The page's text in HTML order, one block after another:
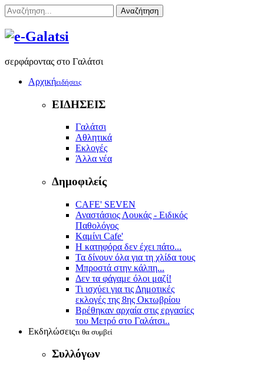
Αναζήτηση
σερφάροντας στο Γαλάτσι
Αρχικήειδήσεις
ΕΙΔΗΣΕΙΣ
Γαλάτσι
Αθλητικά
Εκλογές
Άλλα νέα
Δημοφιλείς
CAFE' SEVEN
Αναστάσιος Λουκάς - Ειδικός
Παθολόγος
Kαμίνι Cafe'
Η κατηφόρα δεν έχει πάτο...
Τα δίνουν όλα για τη χλίδα τους
Μπροστά στην κάλπη...
Δεν τα φάγαμε όλοι μαζί!
Τι ισχύει για τις Δημοτικές
εκλογές της 8ης Οκτωβρίου
Βρέθηκαν αρχαία στις εργασίες
του Μετρό στο Γαλάτσι..
Εκδηλώσειςτι θα συμβεί
Συλλόγων